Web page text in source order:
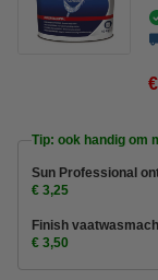
Tip: ook handig om
Sun Professional
€ 3,25
Finish
€ 3,50